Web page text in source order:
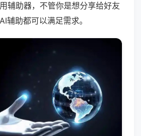
辅助器，不管你是想分享给好友
辅助都可以满足需求。